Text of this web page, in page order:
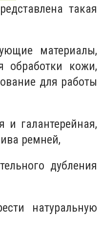
такая
материалы,
обработки кожи,
для работы
ремней,
дубления
натуральную